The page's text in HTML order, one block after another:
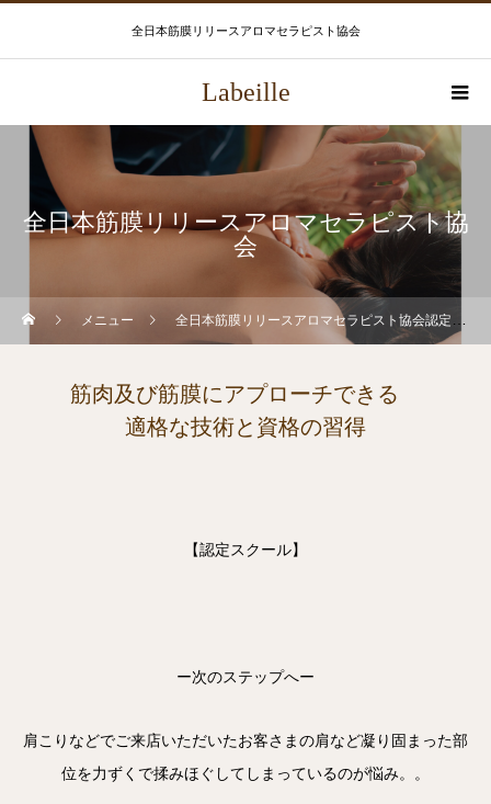
全日本筋膜リリースアロマセラピスト協会
Labeille
全日本筋膜リリースアロマセラピスト協
会
メニュー 全日本筋膜リリースアロマセラピスト協会認定スクール
筋肉及び筋膜にアプローチできる
適格な技術と資格の習得
【認定スクール】
ー次のステップへー
肩こりなどでご来店いただいたお客さまの肩など凝り固まった部
位を力ずくで揉みほぐしてしまっているのが悩み。。